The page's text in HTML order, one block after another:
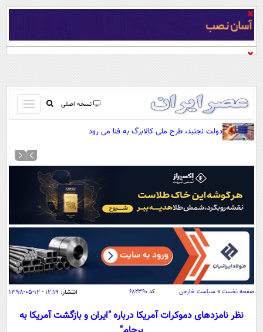
نسخه اصلی
باز
و
کردن
منو
صفحه اول
نظرسنجی
آب و هوا
سواد زندگی
سیاسی
اقتصاد
خودرو
اجتماعی
ورزشی
دولت نجنبد، طرح ملی کالابرگ به فنا می رود
صفحه نخست » سیاست خارجی کد۶۸۲۳۹۰ انتشار: ۱۲:۱۹ - ۱۲-۰۵-۱۳۹۸
نظر نامزدهای دموکرات آمریکا درباره "ایران و بازگشت آمریکا به